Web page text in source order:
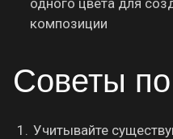
композиции
Советы
Учитывайте